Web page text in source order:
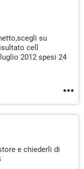
su
cell
2012 spesi 24
e chiederli di